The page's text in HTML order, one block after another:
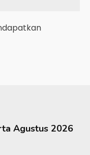
Agustus 2026